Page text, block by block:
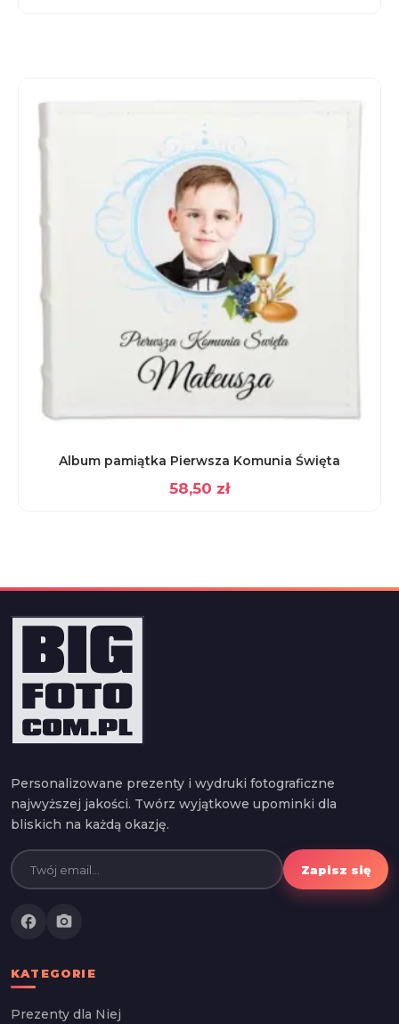
Album pamiątka Pierwsza Komunia Święta
58,50 zł
Personalizowane prezenty i wydruki fotograficzne
najwyższej jakości. Twórz wyjątkowe upominki dla
bliskich na każdą okazję.
Zapisz się
facebook photo_camera
KATEGORIE
Prezenty dla Niej